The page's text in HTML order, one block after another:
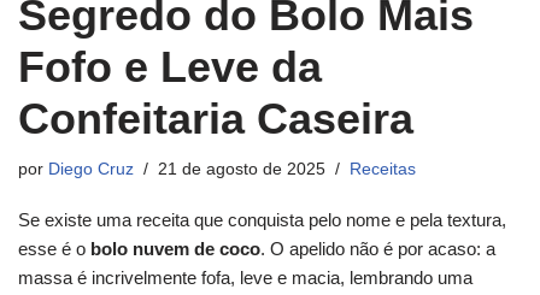
Segredo do Bolo Mais
Fofo e Leve da
Confeitaria Caseira
por Diego Cruz 21 de agosto de 2025 Receitas
Se existe uma receita que conquista pelo nome e pela textura,
esse é o bolo nuvem de coco. O apelido não é por acaso: a
massa é incrivelmente fofa, leve e macia, lembrando uma